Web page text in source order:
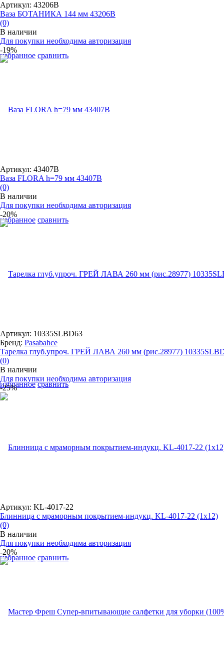
избранное сравнить
Артикул: 43206B
Ваза БОТАНИКА 144 мм 43206B
(0)
В наличии
Для покупки необходима авторизация
-19%
избранное сравнить
Артикул: 43407B
Ваза FLORA h=79 мм 43407B
(0)
В наличии
Для покупки необходима авторизация
-20%
избранное сравнить
Артикул: 10335SLBD63
Бренд: Pasabahce
Тарелка глуб.упроч. ГРЕЙ ЛАВА 260 мм (рис.28977)
(0)
В наличии
Для покупки необходима авторизация
-25%
избранное сравнить
Артикул: KL-4017-22
Блинница с мраморным покрытием-индукц. KL-4017-22 (1x12)
(0)
В наличии
Для покупки необходима авторизация
-20%